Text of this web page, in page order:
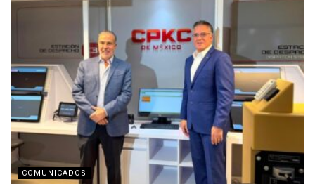
COMUNICADOS